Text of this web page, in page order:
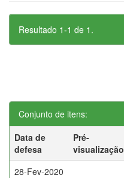
Resultado 1-1 de 1.
Conjunto de itens:
Data de
defesa
Pré-
visualização
28-Fev-2020